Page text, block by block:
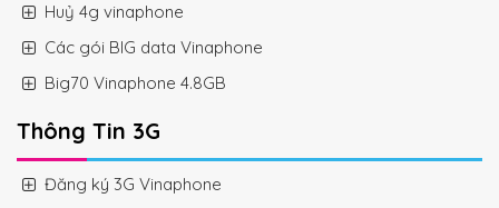
Huỷ 4g vinaphone
Các gói BIG data Vinaphone
Big70 Vinaphone 4.8GB
Thông Tin 3G
Đăng ký 3G Vinaphone